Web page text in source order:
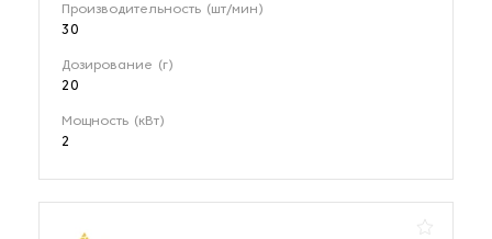
Производительность (шт/мин)
30
Дозирование (г)
20
Мощность (кВт)
2